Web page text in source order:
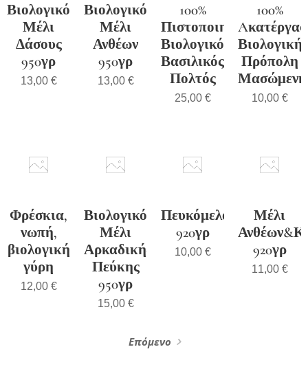
Βιολογικό
Μέλι
Δάσους
950γρ
13,00€
Βιολογικό
Μέλι
Ανθέων
950γρ
13,00€
100%
Πιστοποιημένος
Βιολογικός
Βασιλικός
Πολτός
25,00€
100%
Βιολογική
Πρόπολη
Μασώμενη
10,00€
Φρέσκια,
νωπή,
βιολογική
γύρη
12,00€
Βιολογικό
Μέλι
Αρκαδικής
Πεύκης
950γρ
15,00€
Πευκόμελο
920γρ
10,00€
Μέλι
920γρ
11,00€
Επόμενο